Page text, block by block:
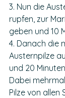
3. Nun die
rupfen, zur
geben und 10
4. Danach die
Austernpilze
und 20
Dabei
Pilze von allen